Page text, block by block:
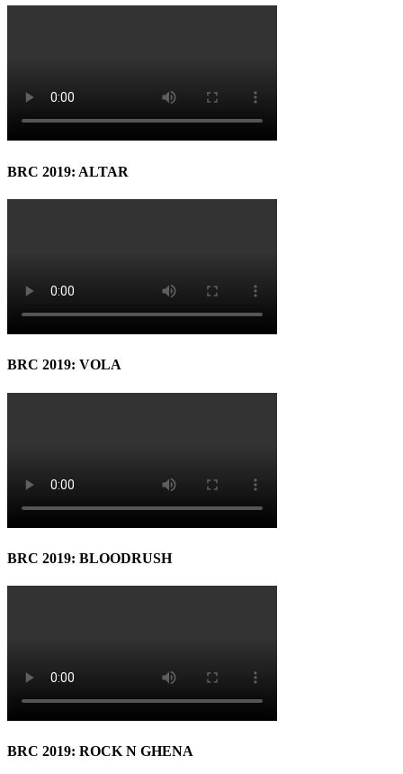
BRC 2019: ALTAR
BRC 2019: VOLA
BRC 2019: BLOODRUSH
BRC 2019: ROCK N GHENA